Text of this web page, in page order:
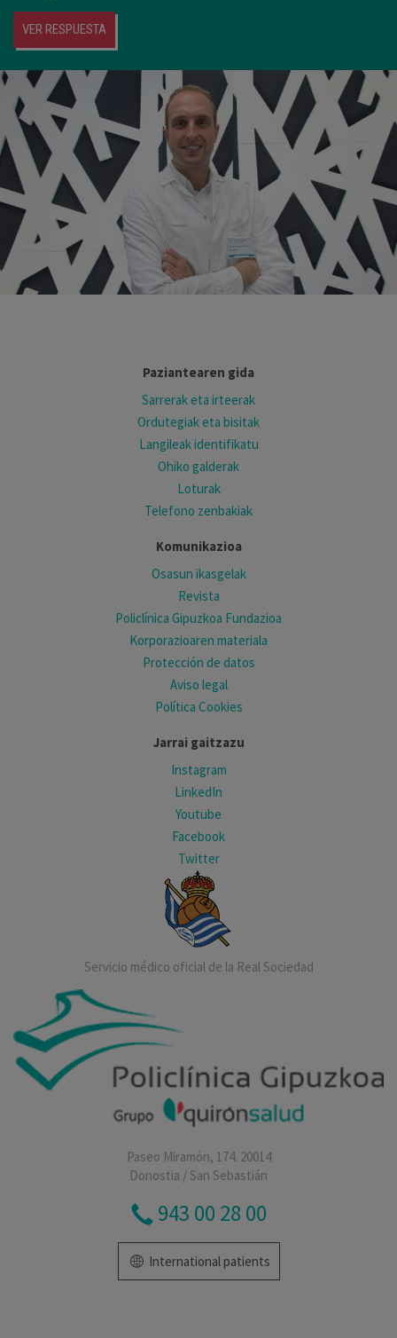
VER RESPUESTA
Paziantearen gida
Sarrerak eta irteerak
Ordutegiak eta bisitak
Langileak identifikatu
Ohiko galderak
Loturak
Telefono zenbakiak
Komunikazioa
Osasun ikasgelak
Revista
Policlínica Gipuzkoa Fundazioa
Korporazioaren materiala
Protección de datos
Aviso legal
Política Cookies
Jarrai gaitzazu
Instagram
LinkedIn
Youtube
Facebook
Twitter
Servicio médico oficial de la Real Sociedad
Paseo Miramón, 174. 20014
Donostia / San Sebastián
943 00 28 00
International patients